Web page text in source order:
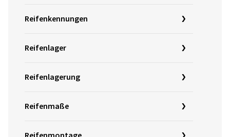
Reifenkennungen
Reifenlager
Reifenlagerung
Reifenmaße